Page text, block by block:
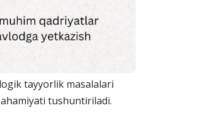
tayyorlik masalalari
tushuntiriladi.